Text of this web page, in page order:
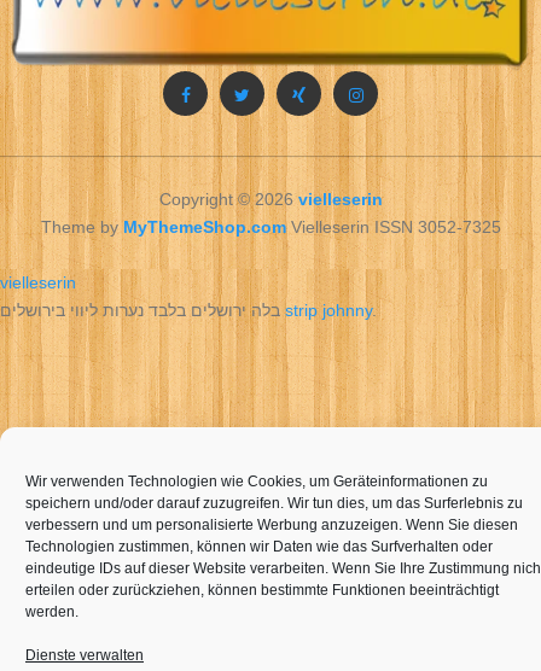
Copyright © 2026vielleserin
Theme by MyThemeShop.comVielleserin ISSN 3052-7325
vielleserin
Wir verwenden Technologien wie Cookies, um Geräteinformationen zu
speichern und/oder darauf zuzugreifen. Wir tun dies, um das Surferlebnis zu
verbessern und um personalisierte Werbung anzuzeigen. Wenn Sie diesen
Technologien zustimmen, können wir Daten wie das Surfverhalten oder
eindeutige IDs auf dieser Website verarbeiten. Wenn Sie Ihre Zustimmung
erteilen oder zurückziehen, können bestimmte Funktionen beeinträchtigt
werden.
Dienste verwalten
בלה ירושלים בלבד נערות ליווי בירושליםstrip johnny.